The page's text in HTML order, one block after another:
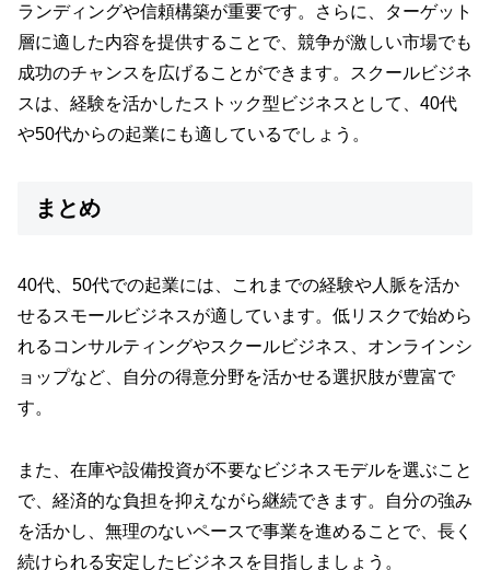
ランディングや信頼構築が重要です。さらに、ターゲット
層に適した内容を提供することで、競争が激しい市場でも
成功のチャンスを広げることができます。スクールビジネ
スは、経験を活かしたストック型ビジネスとして、40代
や50代からの起業にも適しているでしょう。
まとめ
40代、50代での起業には、これまでの経験や人脈を活か
せるスモールビジネスが適しています。低リスクで始めら
れるコンサルティングやスクールビジネス、オンラインシ
ョップなど、自分の得意分野を活かせる選択肢が豊富で
す。
また、在庫や設備投資が不要なビジネスモデルを選ぶこと
で、経済的な負担を抑えながら継続できます。自分の強み
を活かし、無理のないペースで事業を進めることで、長く
続けられる安定したビジネスを目指しましょう。